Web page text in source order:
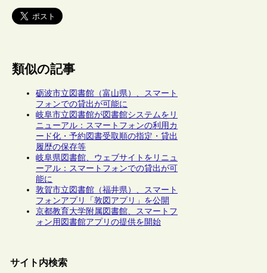
類似の記事
砺波市立図書館（富山県）、スマート
フォンでの貸出が可能に
岐阜市立図書館が図書館システムをリ
ニューアル：スマートフォンの利用カ
ード化・予約図書受取順の指定・貸出
履歴の保存等
岐阜県図書館、ウェブサイトをリニュ
ーアル：スマートフォンでの貸出が可
能に
敦賀市立図書館（福井県）、スマート
フォンアプリ「敦図アプリ」を公開
京都教育大学附属図書館、スマートフ
ォン用図書館アプリの提供を開始
サイト内検索